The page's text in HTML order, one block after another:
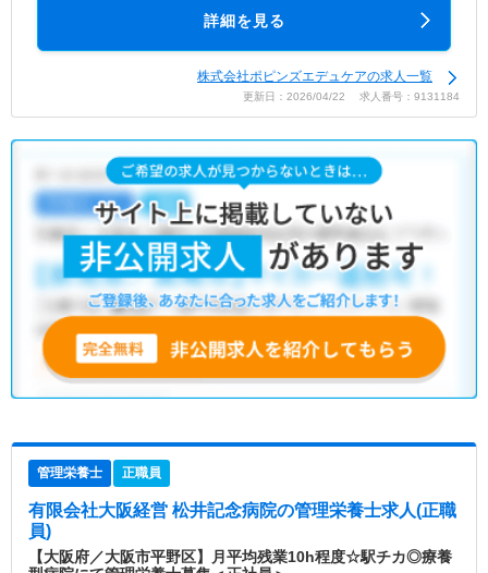
詳細を見る
株式会社ポピンズエデュケアの求人一覧
更新日：2026/04/22 求人番号：9131184
管理栄養士 正職員
有限会社大阪経営 松井記念病院の管理栄養士求人(正職
員)
【大阪府／大阪市平野区】月平均残業10h程度☆駅チカ◎療養